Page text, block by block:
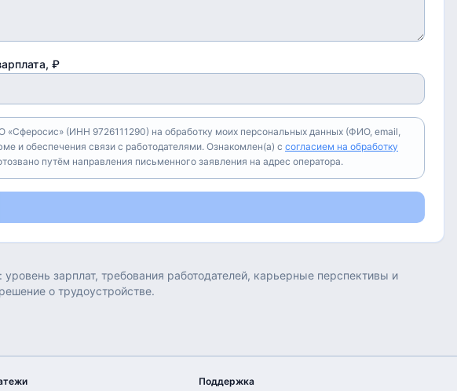
₽
(ИНН 9726111290) на обработку моих персональных данных (ФИО, email,
и обеспечения связи с работодателями. Ознакомлен(а) с согласием на обработку
путём направления письменного заявления на адрес оператора.
: уровень зарплат, требования работодателей, карьерные перспективы и
о трудоустройстве.
Поддержка